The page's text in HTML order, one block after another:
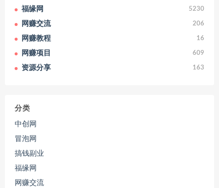
福缘网 5230
网赚交流 206
网赚教程 16
网赚项目 609
资源分享 163
分类
中创网
冒泡网
搞钱副业
福缘网
网赚交流